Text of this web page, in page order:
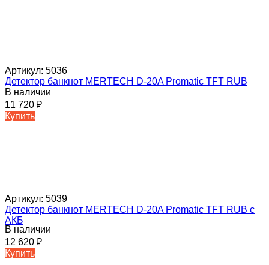
Артикул: 5036
Детектор банкнот MERTECH D-20A Promatic TFT RUB
В наличии
11 720 ₽
Купить
Артикул: 5039
Детектор банкнот MERTECH D-20A Promatic TFT RUB с
АКБ
В наличии
12 620 ₽
Купить